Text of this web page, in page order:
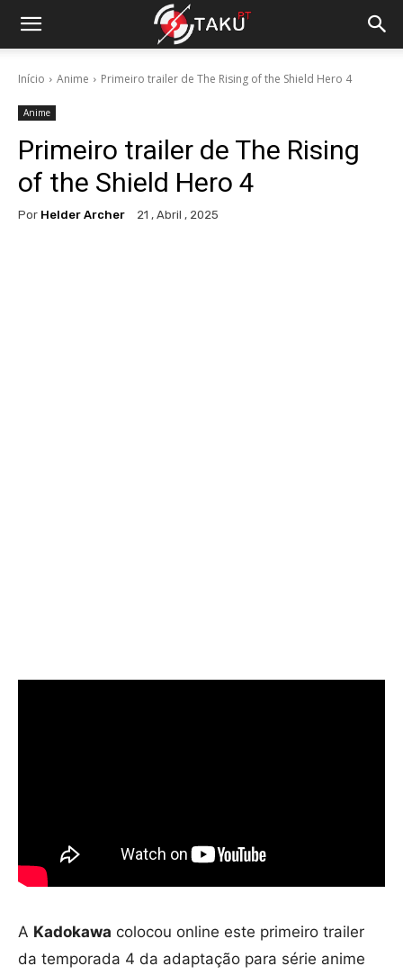
Início Anime Primeiro trailer de The Rising of the Shield Hero 4
Anime
Primeiro trailer de The Rising
of the Shield Hero 4
Por Helder Archer 21 , Abril , 2025
A Kadokawa colocou online este primeiro trailer
da temporada 4 da adaptação para série anime